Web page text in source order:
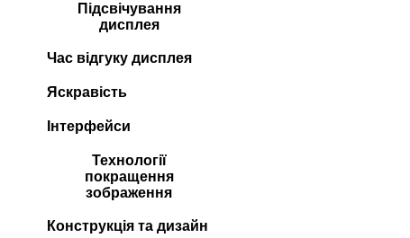
Підсвічування
дисплея
Час відгуку дисплея
Яскравість
Інтерфейси
Технології
покращення
зображення
Конструкція та дизайн